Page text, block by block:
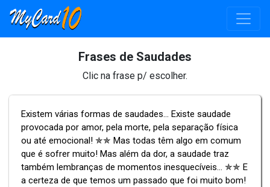
Frases de Saudades
Clic na frase p/ escolher.
Existem várias formas de saudades... Existe saudade
provocada por amor, pela morte, pela separação física
ou até emocional! ✯✯ Mas todas têm algo em comum
que é sofrer muito! Mas além da dor, a saudade traz
também lembranças de momentos inesquecíveis... ✯✯ E
a certeza de que temos um passado que foi muito bom!